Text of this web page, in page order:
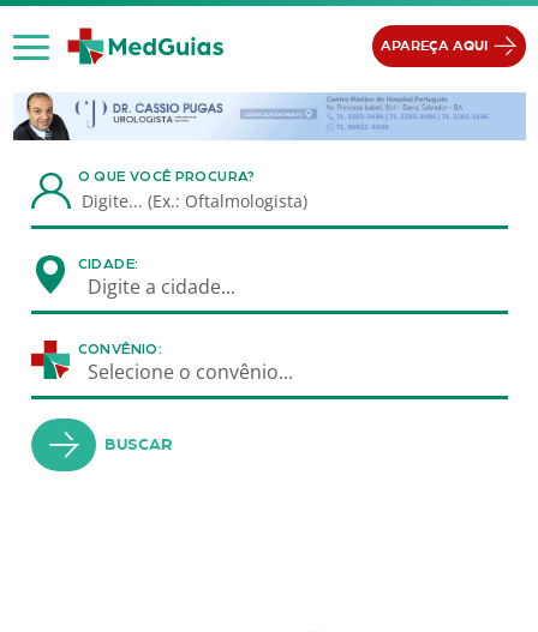
Ir para o conteúdo
APAREÇA AQUI
O QUE VOCÊ PROCURA?
CIDADE:
Digite a cidade...
CONVÊNIO:
Selecione o convênio...
BUSCAR